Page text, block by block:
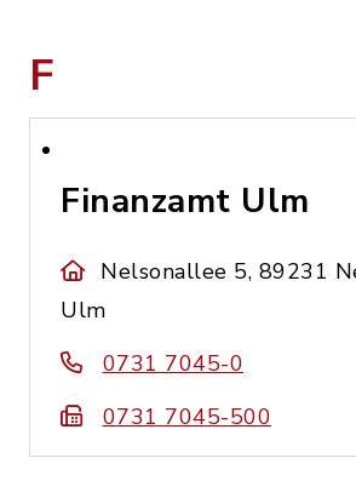
F
Finanzamt Ulm
Nelsonallee 5, 89231
Ulm
0731 7045-0
0731 7045-500